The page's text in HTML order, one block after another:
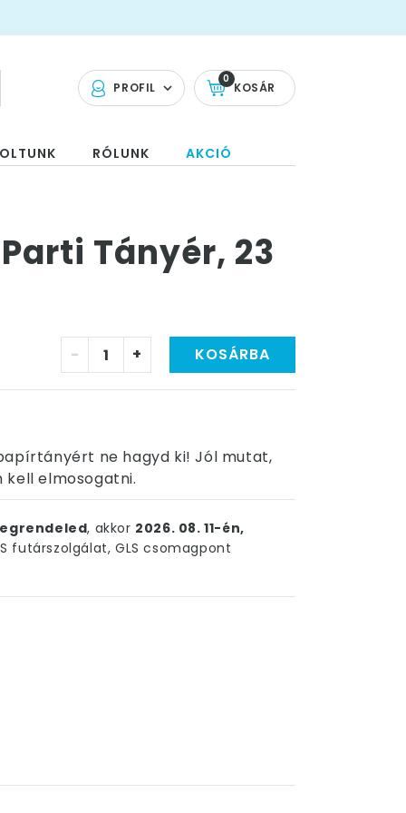
PROFIL KOSÁR
0
RÓLUNK AKCIÓ
Tányér, 23
- + KOSÁRBA
ne hagyd ki! Jól mutat,
kell elmosogatni.
, akkor 2026. 08. 11-én,
futárszolgálat, GLS csomagpont